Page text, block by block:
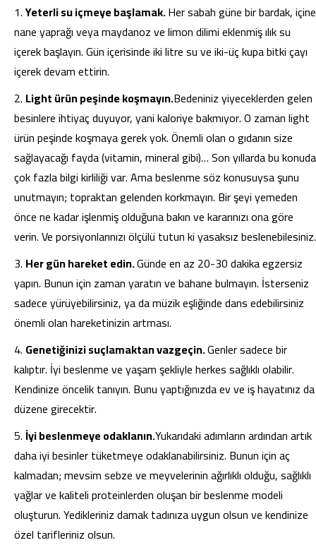
Yeterli su içmeye başlamak.Her sabah güne bir bardak, içine
nane yaprağı veya maydanoz ve limon dilimi eklenmiş ılık su
içerek başlayın. Gün içerisinde iki litre su ve iki-üç kupa bitki çayı
içerek devam ettirin.
Light ürün peşinde koşmayın.Bedeniniz yiyeceklerden gelen
besinlere ihtiyaç duyuyor, yani kaloriye bakmıyor. O zaman light
ürün peşinde koşmaya gerek yok. Önemli olan o gıdanın size
sağlayacağı fayda (vitamin, mineral gibi)… Son yıllarda bu konuda
çok fazla bilgi kirliliği var. Ama beslenme söz konusuysa şunu
unutmayın; topraktan gelenden korkmayın. Bir şeyi yemeden
önce ne kadar işlenmiş olduğuna bakın ve kararınızı ona göre
verin. Ve porsiyonlarınızı ölçülü tutun ki yasaksız beslenebilesiniz.
Her gün hareket edin.Günde en az 20-30 dakika egzersiz
yapın. Bunun için zaman yaratın ve bahane bulmayın. İsterseniz
sadece yürüyebilirsiniz, ya da müzik eşliğinde dans edebilirsiniz
önemli olan hareketinizin artması.
Genetiğinizi suçlamaktan vazgeçin.Genler sadece bir
kalıptır. İyi beslenme ve yaşam şekliyle herkes sağlıklı olabilir.
Kendinize öncelik tanıyın. Bunu yaptığınızda ev ve iş hayatınız da
düzene girecektir.
İyi beslenmeye odaklanın.Yukarıdaki adımların ardından artık
daha iyi besinler tüketmeye odaklanabilirsiniz. Bunun için aç
kalmadan; mevsim sebze ve meyvelerinin ağırlıklı olduğu, sağlıklı
yağlar ve kaliteli proteinlerden oluşan bir beslenme modeli
oluşturun. Yedikleriniz damak tadınıza uygun olsun ve kendinize
özel tarifleriniz olsun.